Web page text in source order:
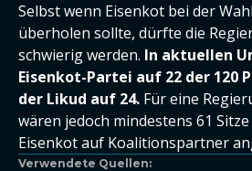
Selbst wenn Eisenkot bei der
überholen sollte, dürfte die
schwierig werden. In aktuellen
Eisenkot-Partei auf 22 der 120
der Likud auf 24. Für eine
wären jedoch mindestens 61
Eisenkot auf Koalitionspartner
Verwendete Quellen: